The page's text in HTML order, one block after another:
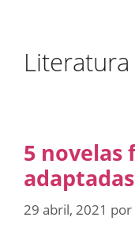
5 novelas
29 abril, 2021 por